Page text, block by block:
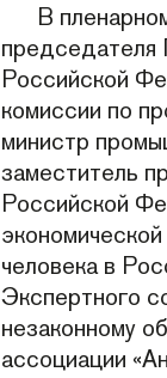
В
председателя
Российской
комиссии по
министр
заместитель
Российской
человека в
Экспертного
незаконному
ассоциации